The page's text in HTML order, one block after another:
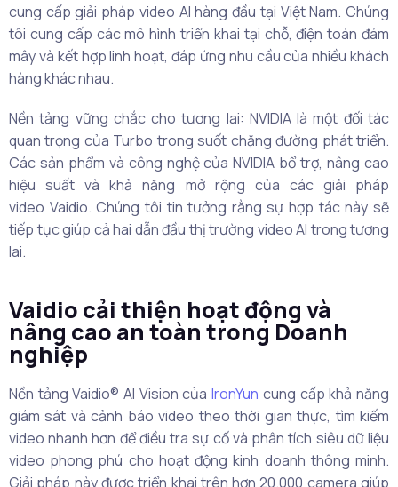
cung cấp giải pháp video AI hàng đầu tại Việt Nam. Chúng
tôi cung cấp các mô hình triển khai tại chỗ, điện toán đám
mây và kết hợp linh hoạt, đáp ứng nhu cầu của nhiều khách
hàng khác nhau.
Nền tảng vững chắc cho tương lai: NVIDIA là một đối tác
quan trọng của Turbo trong suốt chặng đường phát triển.
Các sản phẩm và công nghệ của NVIDIA bổ trợ, nâng cao
hiệu suất và khả năng mở rộng của các giải pháp
video Vaidio. Chúng tôi tin tưởng rằng sự hợp tác này sẽ
tiếp tục giúp cả hai dẫn đầu thị trường video AI trong tương
lai.
Vaidio cải thiện hoạt động và
nâng cao an toàn trong Doanh
nghiệp
Nền tảng Vaidio® AI Vision củaIronYun cung cấp khả năng
giám sát và cảnh báo video theo thời gian thực, tìm kiếm
video nhanh hơn để điều tra sự cố và phân tích siêu dữ liệu
video phong phú cho hoạt động kinh doanh thông minh.
Giải pháp này được triển khai trên hơn 20.000 camera giúp